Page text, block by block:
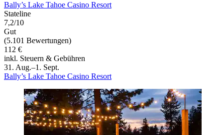
Bally’s Lake Tahoe Casino Resort
Stateline
7,2/10
Gut
(5.101 Bewertungen)
112 €
inkl. Steuern & Gebühren
31. Aug.–1. Sept.
Bally’s Lake Tahoe Casino Resort